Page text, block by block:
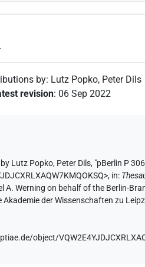
by: Lutz Popko, Peter Dils
revision: 06 Sep 2022
Lutz Popko, Peter Dils, "pBerlin P
, in:
A. Werning on behalf of the Berlin-
Akademie der Wissenschaften zu
object/